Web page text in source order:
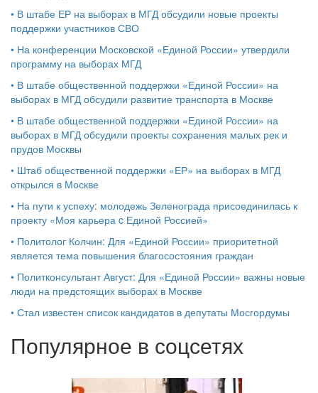
• В штабе ЕР на выборах в МГД обсудили новые проекты
поддержки участников СВО
• На конференции Московской «Единой России» утвердили
программу на выборах МГД
• В штабе общественной поддержки «Единой России» на
выборах в МГД обсудили развитие транспорта в Москве
• В штабе общественной поддержки «Единой России» на
выборах в МГД обсудили проекты сохранения малых рек и
прудов Москвы
• Штаб общественной поддержки «ЕР» на выборах в МГД
открылся в Москве
• На пути к успеху: молодежь Зеленограда присоединилась к
проекту «Моя карьера c Единой Россией»
• Политолог Колчин: Для «Единой России» приоритетной
является тема повышения благосостояния граждан
• Политконсультант Август: Для «Единой России» важны новые
люди на предстоящих выборах в Москве
• Стал известен список кандидатов в депутаты Мосгордумы
Популярное в соцсетях